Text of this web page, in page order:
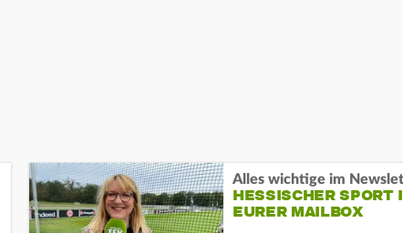
Alles wichtige im
HESSISCHER SPORT
EURER MAILBOX